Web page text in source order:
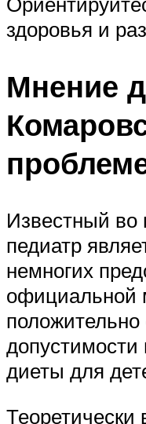
здоровья и
Мнение
Известный во
педиатр
немногих
официальной
допустимости
диеты для
Теоретически